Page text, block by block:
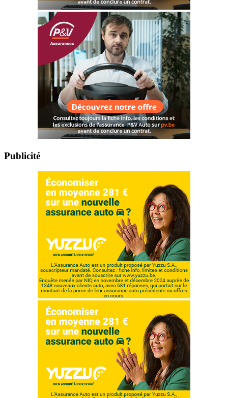
Publicité